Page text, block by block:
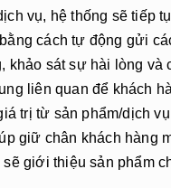
vụ, hệ thống sẽ tiếp
cách tự động gửi
, khảo sát sự hài lòng và
liên quan để khách
trị từ sản phẩm/dịch
giữ chân khách hàng
sẽ giới thiệu sản phẩm